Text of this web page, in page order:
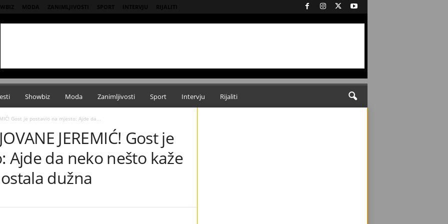
MODA ZANIMLJIVOSTI SPORT INTERVJU RIJALITI
Showbiz Moda Zanimljivosti Sport Intervju Rijaliti
Gost je postavio na mjesto: Ajde da...
JEREMIĆ! Gost je
Ajde da neko nešto kaže
dužna